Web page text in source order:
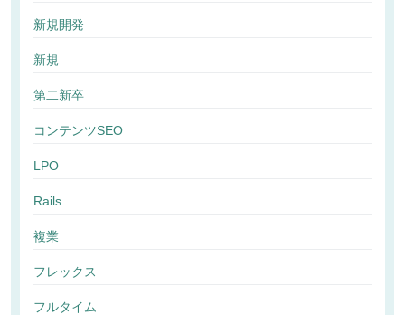
新規開発
新規
第二新卒
コンテンツSEO
LPO
Rails
複業
フレックス
フルタイム